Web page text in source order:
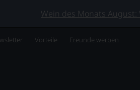
Wein des Monats August:
Vorteile Freunde werben